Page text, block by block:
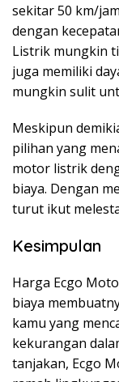
sekitar 50 km/
dengan
Listrik mungkin
juga memiliki
mungkin sulit
Meskipun
pilihan yang
motor listrik
biaya. Dengan
turut ikut
Kesimpulan
Harga Ecgo
biaya
kamu yang
kekurangan
tanjakan, Ecgo